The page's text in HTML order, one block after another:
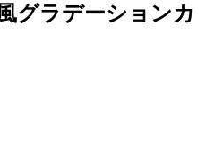
グラデーションカ